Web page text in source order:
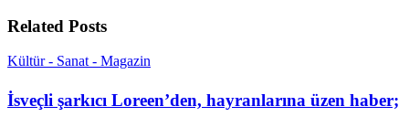
Related Posts
Kültür - Sanat - Magazin
İsveçli şarkıcı Loreen’den, hayranlarına üzen haber;